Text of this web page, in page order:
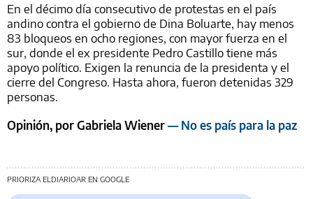
En el décimo día consecutivo de protestas en el país
andino contra el gobierno de Dina Boluarte, hay menos
83 bloqueos en ocho regiones, con mayor fuerza en el
sur, donde el ex presidente Pedro Castillo tiene más
apoyo político. Exigen la renuncia de la presidenta y el
cierre del Congreso. Hasta ahora, fueron detenidas 329
personas.
Opinión, por Gabriela Wiener— No es país para la paz
PRIORIZA ELDIARIOAR EN GOOGLE